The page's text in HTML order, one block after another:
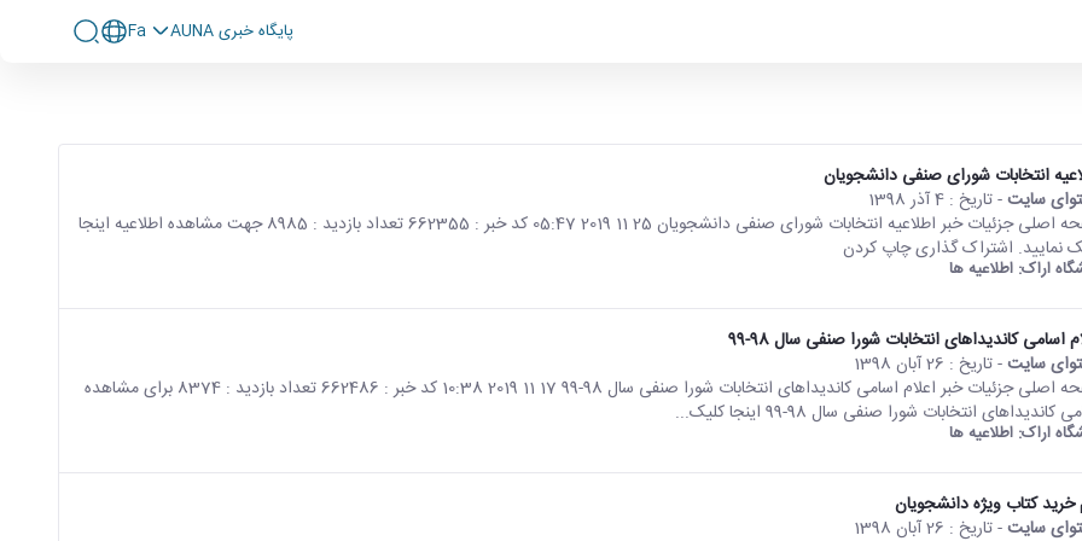
پايگاه خبری AUNA Fa
انتخابات شورای صنفی دانشجویان
سایت- تاریخ : 4 آذر 1398
صفحه اصلی جزئیات خبر اطلاعیه انتخابات شورای صنفی دانشجویان 25 11 2019 05:47 کد خبر : 662355 تعداد بازدید : 8985 جهت مشاهده اطلاعیه اینجا
نمایید. اشتراک گذاری چاپ کردن
اراک: اطلاعیه ها
اسامی کاندیداهای انتخابات شورا صنفی سال 98-99
سایت- تاریخ : 26 آبان 1398
صفحه اصلی جزئیات خبر اعلام اسامی کاندیداهای انتخابات شورا صنفی سال 98-99 17 11 2019 10:38 کد خبر : 662486 تعداد بازدید : 8374 برای مشاهده
کاندیداهای انتخابات شورا صنفی سال 98-99 اینجا کلیک...
اراک: اطلاعیه ها
خرید کتاب ویژه دانشجویان
سایت- تاریخ : 26 آبان 1398